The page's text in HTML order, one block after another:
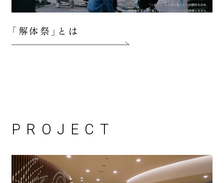
「解体祭」とは
PROJECT